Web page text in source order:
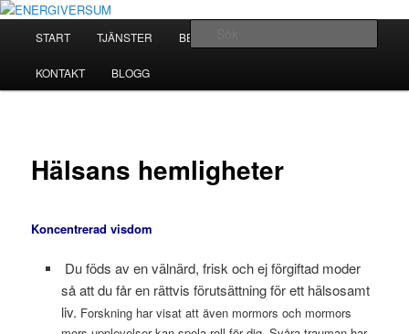
Hoppa
innehållENERGIVERSUM
ett litet företag med oändliga mål
START TJÄNSTER BEHANDLING
KONTAKT BLOGG
Hälsans hemligheter
Koncentrerad visdom
Du föds av en välnärd, frisk och ej förgiftad moder
så att du får en rättvis förutsättning för ett hälsosamt
liv. Forskning har visat att även mormors och mormors